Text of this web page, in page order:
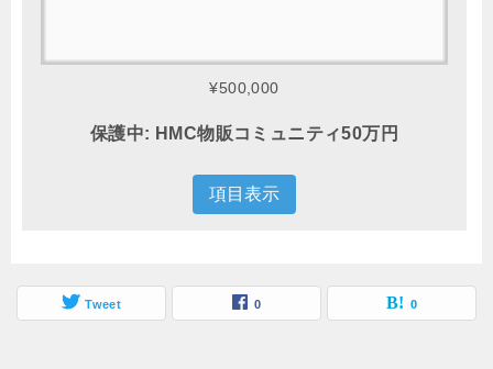
¥500,000
保護中: HMC物販コミュニティ50万円
項目表示
Tweet 0 0